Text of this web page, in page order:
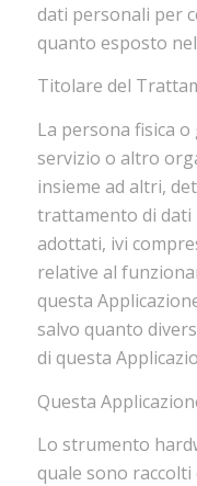
dati personali per
quanto esposto
Titolare del
La persona fisica
servizio o altro
insieme ad altri,
trattamento di
adottati, ivi
relative al
questa
salvo quanto
di questa
Questa
Lo strumento
quale sono